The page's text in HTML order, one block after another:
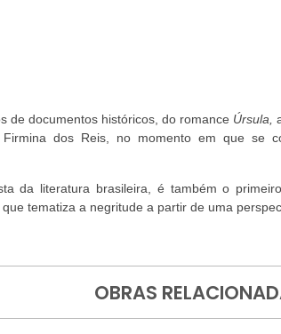
de documentos históricos, do romance Úrsula,
Firmina dos Reis, no momento em que se
da literatura brasileira, é também o
tematiza a negritude a partir de uma
OBRAS